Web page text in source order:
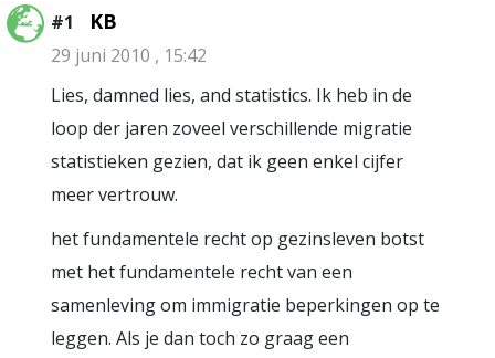
#1 KB
29 juni 2010 , 15:42
Lies, damned lies, and statistics. Ik heb in de
loop der jaren zoveel verschillende migratie
statistieken gezien, dat ik geen enkel cijfer
meer vertrouw.
het fundamentele recht op gezinsleven botst
met het fundamentele recht van een
samenleving om immigratie beperkingen op te
leggen. Als je dan toch zo graag een